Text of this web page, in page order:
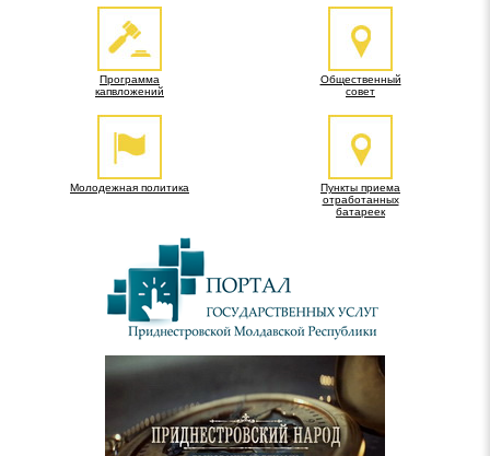
Программа
капвложений
Общественный
совет
Молодежная политика
Пункты приема
отработанных
батареек